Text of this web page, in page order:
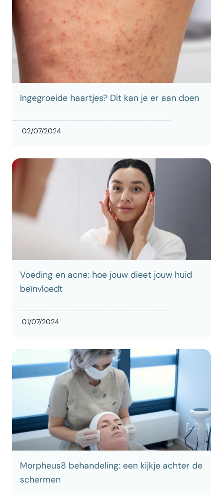
Ingegroeide haartjes? Dit kan je er aan doen
02/07/2024
Voeding en acne: hoe jouw dieet jouw huid
beïnvloedt
01/07/2024
Morpheus8 behandeling: een kijkje achter de
schermen